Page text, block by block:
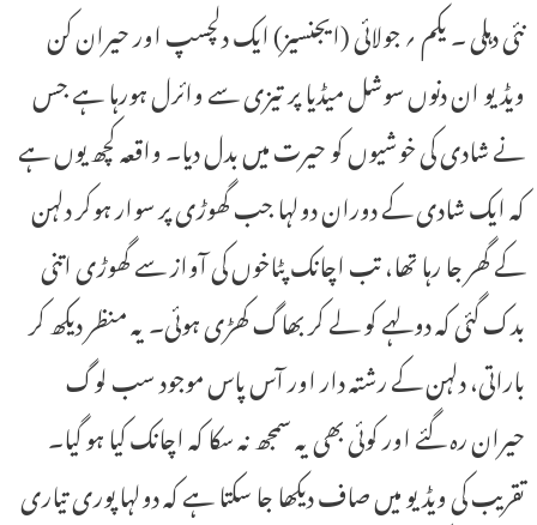
نئی دہلی ۔ یکم ؍ جولائی (ایجنسیز) ایک دلچسپ اور حیران کن
ویڈیو ان دنوں سوشل میڈیا پر تیزی سے وائرل ہورہا ہے جس
نے شادی کی خوشیوں کو حیرت میں بدل دیا۔ واقعہ کچھ یوں ہے
کہ ایک شادی کے دوران دولہا جب گھوڑی پر سوار ہوکر دلہن
کے گھر جا رہا تھا، تب اچانک پٹاخوں کی آواز سے گھوڑی اتنی
بدک گئی کہ دولہے کو لے کر بھاگ کھڑی ہوئی۔ یہ منظر دیکھ کر
باراتی، دلہن کے رشتہ دار اور آس پاس موجود سب لوگ
حیران رہ گئے اور کوئی بھی یہ سمجھ نہ سکا کہ اچانک کیا ہو گیا۔
تقریب کی ویڈیو میں صاف دیکھا جا سکتا ہے کہ دولہا پوری تیاری